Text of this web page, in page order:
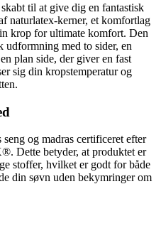
til at give dig en fantastisk
naturlatex-kerner, et komfortlag
krop for ultimate komfort. Den
udformning med to sider, en
plan side, der giver en fast
sig din kropstemperatur og
og madras certificeret efter
Dette betyder, at produktet er
stoffer, hvilket er godt for både
din søvn uden bekymringer om